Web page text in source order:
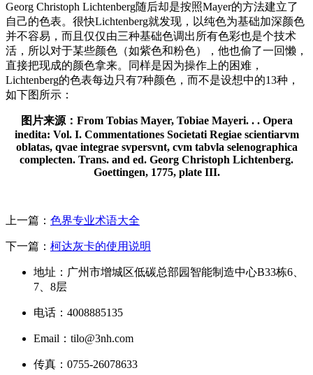
Georg Christoph Lichtenberg随后却是按照Mayer的方法建立了
自己的色表。很快Lichtenberg就发现，以纯色为基础加深颜色
并不容易，而且仅仅由三种基础色调出所有色彩也是个技术
活，所以对于某些颜色（如紫色和粉色），他也偷了一回懒，
直接把现成的颜色拿来。同样是因为操作上的困难，
Lichtenberg的色表每边只有7种颜色，而不是设想中的13种，
如下图所示：
图片来源：From Tobias Mayer, Tobiae Mayeri. . . Opera
inedita: Vol. I. Commentationes Societati Regiae scientiarvm
oblatas, qvae integrae svpersvnt, cvm tabvla selenographica
complecten. Trans. and ed. Georg Christoph Lichtenberg.
Goettingen, 1775, plate III.
上一篇： 色界专业术语大全
下一篇： 柯达灰卡的使用说明
地址：广州市增城区低碳总部园智能制造中心B33栋6、
7、8层
电话：4008885135
Email：tilo@3nh.com
传真：0755-26078633